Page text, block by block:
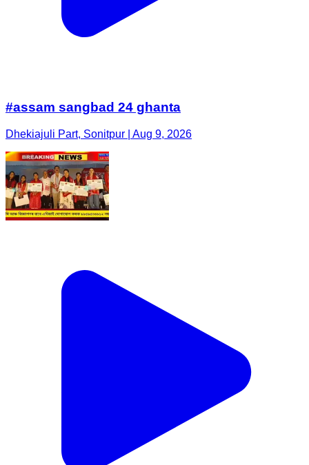
#assam sangbad 24 ghanta
Dhekiajuli Part, Sonitpur | Aug 9, 2026